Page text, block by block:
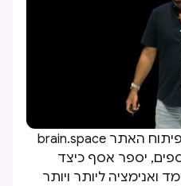
דרך הצגת case study של פיתוח האתר brain.space
יספר אסף כיצד
ואנימציה ליותר ויותר